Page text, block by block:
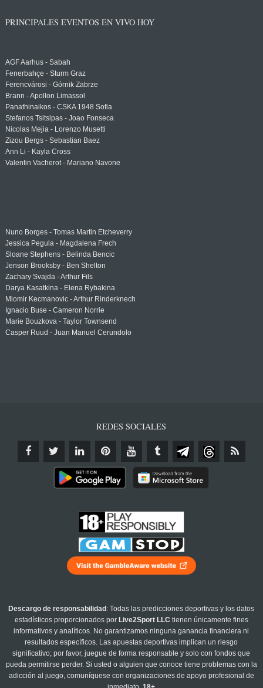
PRINCIPALES EVENTOS EN VIVO HOY
AGF Aarhus - Sabah
Fenerbahçe - Sturm Graz
Ferencvárosi - Górnik Zabrze
Brann - Apollon Limassol
Panathinaikos - CSKA 1948 Sofia
Stefanos Tsitsipas - Joao Fonseca
Nicolas Mejia - Lorenzo Musetti
Zizou Bergs - Sebastian Baez
Ann Li - Kayla Cross
Valentin Vacherot - Mariano Navone
Nuno Borges - Tomas Martin Etcheverry
Jessica Pegula - Magdalena Frech
Sloane Stephens - Belinda Bencic
Jenson Brooksby - Ben Shelton
Zachary Svajda - Arthur Fils
Darya Kasatkina - Elena Rybakina
Miomir Kecmanovic - Arthur Rinderknech
Ignacio Buse - Cameron Norrie
Marie Bouzkova - Taylor Townsend
Casper Ruud - Juan Manuel Cerundolo
REDES SOCIALES
Descargo de responsabilidad : Todas las predicciones deportivas y los datos
estadísticos proporcionados por Live2Sport LLC tienen únicamente fines
informativos y analíticos. No garantizamos ninguna ganancia financiera ni
resultados específicos. Las apuestas deportivas implican un riesgo
significativo; por favor, juegue de forma responsable y solo con fondos que
pueda permitirse perder. Si usted o alguien que conoce tiene problemas con la
adicción al juego, comuníquese con organizaciones de apoyo profesional de